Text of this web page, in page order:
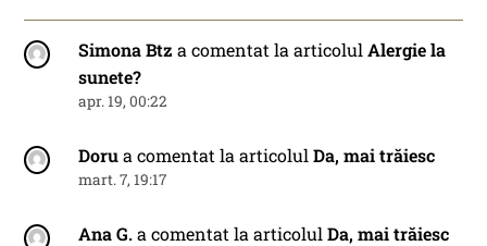
Simona Btz a comentat la articolulAlergie la
sunete?
apr. 19, 00:22
Dorua comentat la articolulDa, mai trăiesc
mart. 7, 19:17
Ana G.a comentat la articolulDa, mai trăiesc